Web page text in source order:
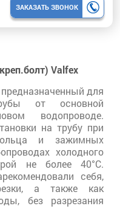
ЗАКАЗАТЬ ЗВОНОК
Valfex
для
от основной
водопроводе.
на трубу при
и зажимных
холодного
не более 40°С.
себя,
а также как
без разрезания